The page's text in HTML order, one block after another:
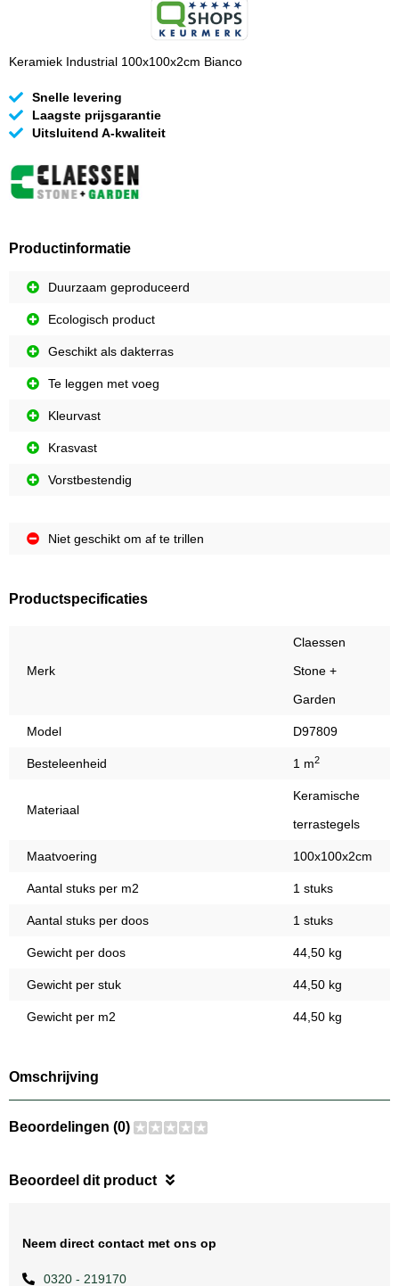
Keramiek Industrial 100x100x2cm Bianco
Snelle levering
Laagste prijsgarantie
Uitsluitend A-kwaliteit
Productinformatie
Duurzaam geproduceerd
Ecologisch product
Geschikt als dakterras
Te leggen met voeg
Kleurvast
Krasvast
Vorstbestendig
Niet geschikt om af te trillen
Productspecificaties
Merk
Claessen
Stone +
Garden
Model D97809
Besteleenheid 1 m2
Materiaal
Keramische
terrastegels
Maatvoering 100x100x2cm
Aantal stuks per m2 1 stuks
Aantal stuks per doos 1 stuks
Gewicht per doos 44,50 kg
Gewicht per stuk 44,50 kg
Gewicht per m2 44,50 kg
Omschrijving
Beoordelingen (0)
Beoordeel dit product
Neem direct contact met ons op
0320 - 219170